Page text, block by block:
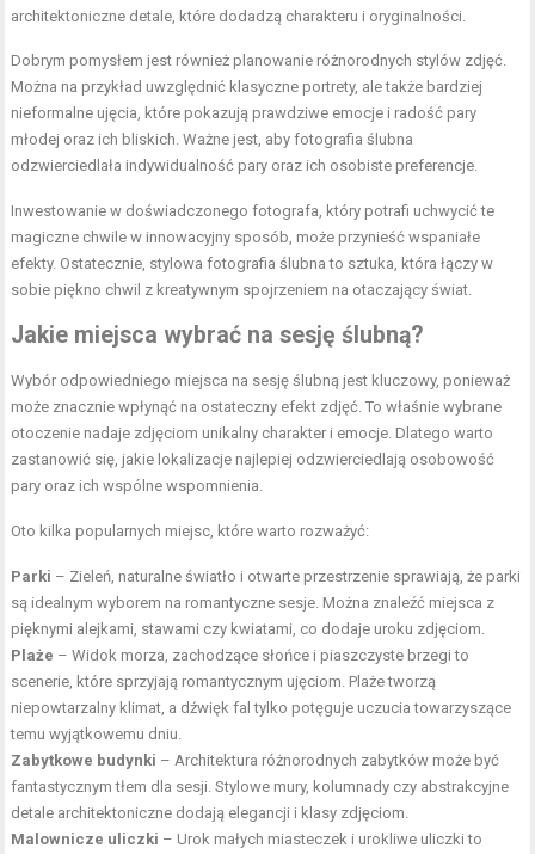
architektoniczne detale, które dodadzą charakteru i oryginalności.
Dobrym pomysłem jest również planowanie różnorodnych stylów zdjęć.
Można na przykład uwzględnić klasyczne portrety, ale także bardziej
nieformalne ujęcia, które pokazują prawdziwe emocje i radość pary
młodej oraz ich bliskich. Ważne jest, aby fotografia ślubna
odzwierciedlała indywidualność pary oraz ich osobiste preferencje.
Inwestowanie w doświadczonego fotografa, który potrafi uchwycić te
magiczne chwile w innowacyjny sposób, może przynieść wspaniałe
efekty. Ostatecznie, stylowa fotografia ślubna to sztuka, która łączy w
sobie piękno chwil z kreatywnym spojrzeniem na otaczający świat.
Jakie miejsca wybrać na sesję ślubną?
Wybór odpowiedniego miejsca na sesję ślubną jest kluczowy, ponieważ
może znacznie wpłynąć na ostateczny efekt zdjęć. To właśnie wybrane
otoczenie nadaje zdjęciom unikalny charakter i emocje. Dlatego warto
zastanowić się, jakie lokalizacje najlepiej odzwierciedlają osobowość
pary oraz ich wspólne wspomnienia.
Oto kilka popularnych miejsc, które warto rozważyć:
Parki – Zieleń, naturalne światło i otwarte przestrzenie sprawiają, że parki
są idealnym wyborem na romantyczne sesje. Można znaleźć miejsca z
pięknymi alejkami, stawami czy kwiatami, co dodaje uroku zdjęciom.
Plaże – Widok morza, zachodzące słońce i piaszczyste brzegi to
scenerie, które sprzyjają romantycznym ujęciom. Plaże tworzą
niepowtarzalny klimat, a dźwięk fal tylko potęguje uczucia towarzyszące
temu wyjątkowemu dniu.
Zabytkowe budynki – Architektura różnorodnych zabytków może być
fantastycznym tłem dla sesji. Stylowe mury, kolumnady czy abstrakcyjne
detale architektoniczne dodają elegancji i klasy zdjęciom.
Malownicze uliczki – Urok małych miasteczek i urokliwe uliczki to